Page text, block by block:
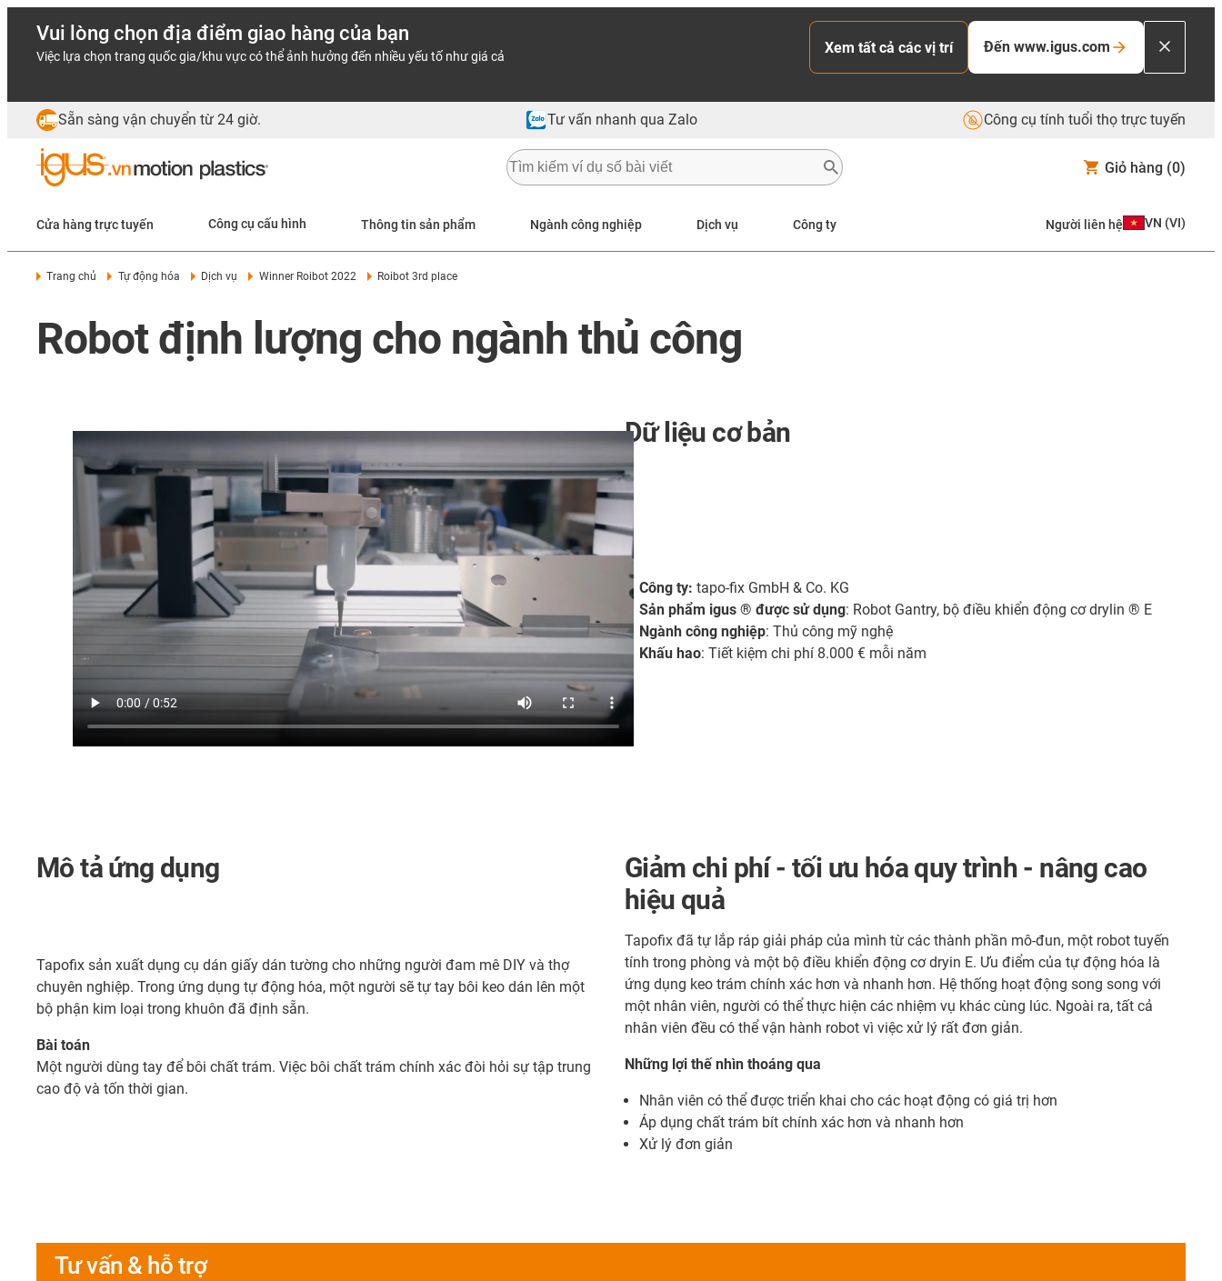
Vui lòng chọn địa điểm giao hàng của bạn
Việc lựa chọn trang quốc gia/khu vực có thể ảnh hưởng đến nhiều yếu tố như giá cả
Xem tất cả các vị trí Đến www.igus.com
Sẵn sàng vận chuyển từ 24 giờ. Tư vấn nhanh qua Zalo Công cụ tính tuổi thọ trực tuyến
Giỏ hàng (0)
Cửa hàng trực tuyến Công cụ cấu hình Thông tin sản phẩm Ngành công nghiệp Dịch vụ Công ty Người liên hệ VN (VI)
Trang chủ Tự động hóa Dịch vụ Winner Roibot 2022 Roibot 3rd place
Robot định lượng cho ngành thủ công
Dữ liệu cơ bản
Công ty: tapo-fix GmbH & Co. KG
Sản phẩm igus ® được sử dụng: Robot Gantry, bộ điều khiển động cơ drylin ® E
Ngành công nghiệp: Thủ công mỹ nghệ
Khấu hao: Tiết kiệm chi phí 8.000 € mỗi năm
Mô tả ứng dụng
Tapofix sản xuất dụng cụ dán giấy dán tường cho những người đam mê DIY và thợ
chuyên nghiệp. Trong ứng dụng tự động hóa, một người sẽ tự tay bôi keo dán lên một
bộ phận kim loại trong khuôn đã định sẵn.
Bài toán
Một người dùng tay để bôi chất trám. Việc bôi chất trám chính xác đòi hỏi sự tập trung
cao độ và tốn thời gian.
Giảm chi phí - tối ưu hóa quy trình - nâng cao
hiệu quả
Tapofix đã tự lắp ráp giải pháp của mình từ các thành phần mô-đun, một robot tuyến
tính trong phòng và một bộ điều khiển động cơ dryin E. Ưu điểm của tự động hóa là
ứng dụng keo trám chính xác hơn và nhanh hơn. Hệ thống hoạt động song song với
một nhân viên, người có thể thực hiện các nhiệm vụ khác cùng lúc. Ngoài ra, tất cả
nhân viên đều có thể vận hành robot vì việc xử lý rất đơn giản.
Những lợi thế nhìn thoáng qua
Nhân viên có thể được triển khai cho các hoạt động có giá trị hơn
Áp dụng chất trám bít chính xác hơn và nhanh hơn
Xử lý đơn giản
Tư vấn & hỗ trợ